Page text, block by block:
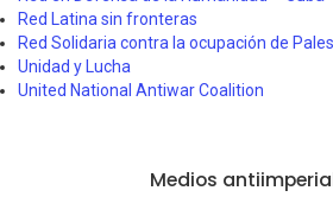
Red Latina sin fronteras
Red Solidaria contra la ocupación de
Unidad y Lucha
United National Antiwar Coalition
Medios